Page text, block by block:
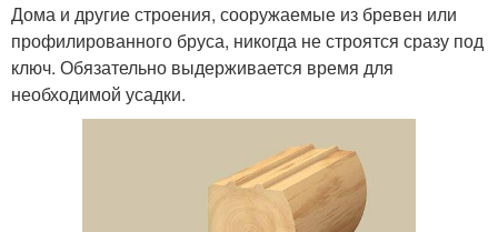
Дома и другие строения, сооружаемые из бревен или
профилированного бруса, никогда не строятся сразу под
ключ. Обязательно выдерживается время для
необходимой усадки.